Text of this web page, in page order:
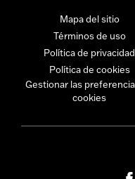
Mapa del sitio
Términos de uso
Política de privacidad
Política de cookies
Gestionar las
cookies